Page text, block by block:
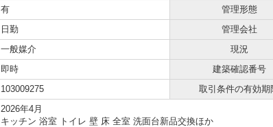
有 管理形態
日勤 管理会社
一般媒介 現況
即時 建築確認番号
103009275 取引条件の有効期
2026年4月
キッチン 浴室 トイレ 壁 床 全室 洗面台新品交換ほか